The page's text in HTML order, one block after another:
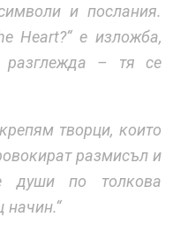
и послания.
Heart?“ е изложба,
разглежда – тя се
творци, които
размисъл и
души по толкова
начин.“